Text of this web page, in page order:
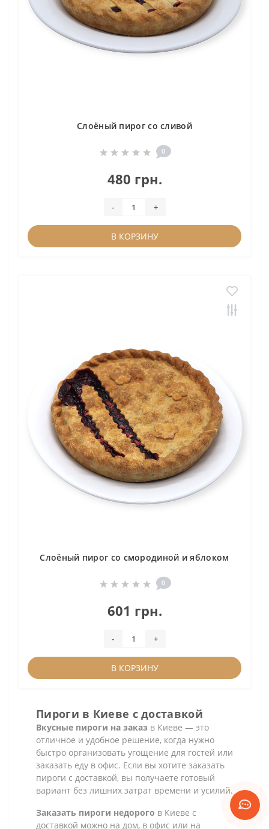
Слоёный пирог со сливой
0
480 грн.
- +
В КОРЗИНУ
Слоёный пирог со смородиной и яблоком
0
601 грн.
- +
В КОРЗИНУ
Пироги в Киеве с доставкой
Вкусные пироги на заказ в Киеве — это
отличное и удобное решение, когда нужно
быстро организовать угощение для гостей или
заказать еду в офис. Если вы хотите заказать
пироги с доставкой, вы получаете готовый
вариант без лишних затрат времени и усилий.
Заказать пироги недорого в Киеве с
доставкой можно на дом, в офис или на